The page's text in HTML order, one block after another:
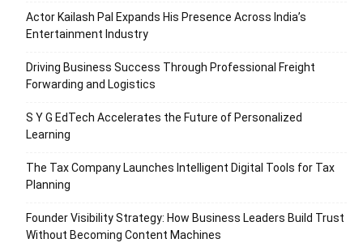
Actor Kailash Pal Expands His Presence Across India’s
Entertainment Industry
Driving Business Success Through Professional Freight
Forwarding and Logistics
S Y G EdTech Accelerates the Future of Personalized
Learning
The Tax Company Launches Intelligent Digital Tools for Tax
Planning
Founder Visibility Strategy: How Business Leaders Build Trust
Without Becoming Content Machines